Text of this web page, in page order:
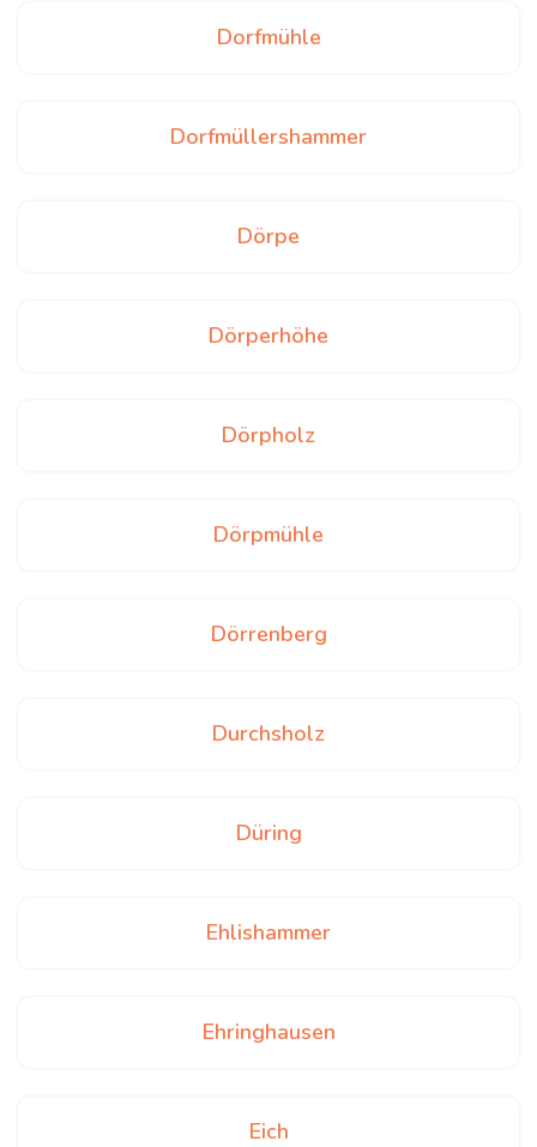
Dorfmühle
Dorfmüllershammer
Dörpe
Dörperhöhe
Dörpholz
Dörpmühle
Dörrenberg
Durchsholz
Düring
Ehlishammer
Ehringhausen
Eich